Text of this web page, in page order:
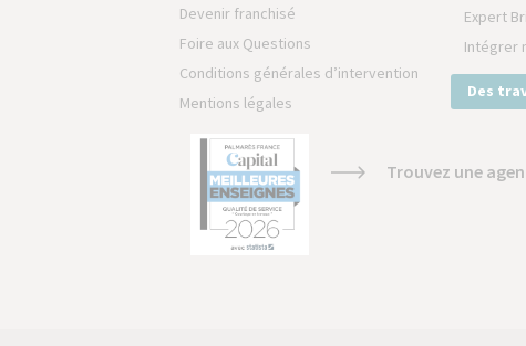
Devenir franchisé
Foire aux Questions
Conditions générales d’intervention
Mentions légales
Expert
Intégrer
Des
Trouvez une